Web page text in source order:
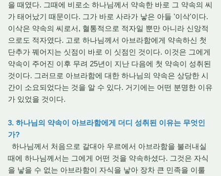
을 때였다. 그때에 비로소 하나님께서 약속한 바로 그 약속의 씨
가 태어났기 때문이다. 그가 바로 사라가 낳은 아들 '이삭'이다.
이삭은 약속의 씨로서, 혈통적으로 적자일 뿐만 아니라 신앙적
으로도 적자였다. 고로 하나님께서 아브라함에게 약속하신 첫
단추가 꿰어지는 싯점이 바로 이 싯점인 것이다. 이것은 그에게
약속이 주어진 이후 무려 25년이 지난 다음에 첫 약속이 성취된
것이다. 그러므로 아브라함에 대한 하나님의 약속은 상당한 시
간이 소요되었다는 것을 알 수 있다. 거기에는 어떤 분명한 이유
가 있었을 것이다.
3. 하나님의 약속이 아브라함에게 더디 성취된 이유는 무엇인
가?
하나님께서 처음으로 갈대아 우르에서 아브라함을 불러내실
때에 하나님께서는 그에게 어떤 것을 약속하셨다. 그것은 자식
을 낳을 수 없는 아브라함이 자식을 낳아 장차 큰 민족을 이룰